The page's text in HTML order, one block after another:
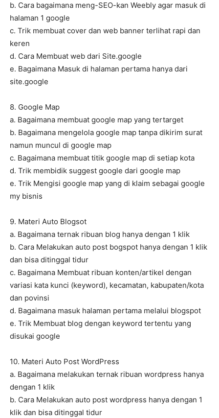
b. Cara bagaimana meng-SEO-kan Weebly agar masuk di
halaman 1 google
c. Trik membuat cover dan web banner terlihat rapi dan
keren
d. Cara Membuat web dari Site.google
e. Bagaimana Masuk di halaman pertama hanya dari
site.google
8. Google Map
a. Bagaimana membuat google map yang tertarget
b. Bagaimana mengelola google map tanpa dikirim surat
namun muncul di google map
c. Bagaimana membuat titik google map di setiap kota
d. Trik membidik suggest google dari google map
e. Trik Mengisi google map yang di klaim sebagai google
my bisnis
9. Materi Auto Blogsot
a. Bagaimana ternak ribuan blog hanya dengan 1 klik
b. Cara Melakukan auto post bogspot hanya dengan 1 klik
dan bisa ditinggal tidur
c. Bagaimana Membuat ribuan konten/artikel dengan
variasi kata kunci (keyword), kecamatan, kabupaten/kota
dan povinsi
d. Bagaimana masuk halaman pertama melalui blogspot
e. Trik Membuat blog dengan keyword tertentu yang
disukai google
10. Materi Auto Post WordPress
a. Bagaimana melakukan ternak ribuan wordpress hanya
dengan 1 klik
b. Cara Melakukan auto post wordpress hanya dengan 1
klik dan bisa ditinggal tidur